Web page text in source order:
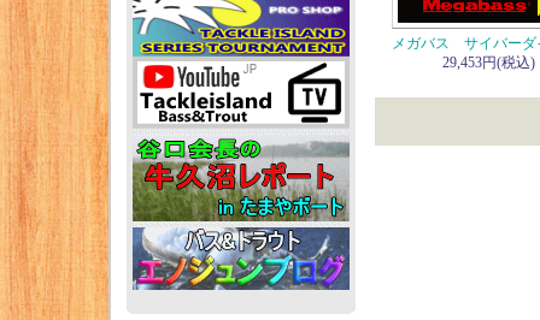
メガバス サイバーダ
29,453円(税込)